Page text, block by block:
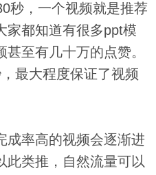
秒，一个视频就是推荐
家都知道有很多ppt模
至有几十万的点赞。
最大程度保证了视频
成率高的视频会逐渐进
此类推，自然流量可以